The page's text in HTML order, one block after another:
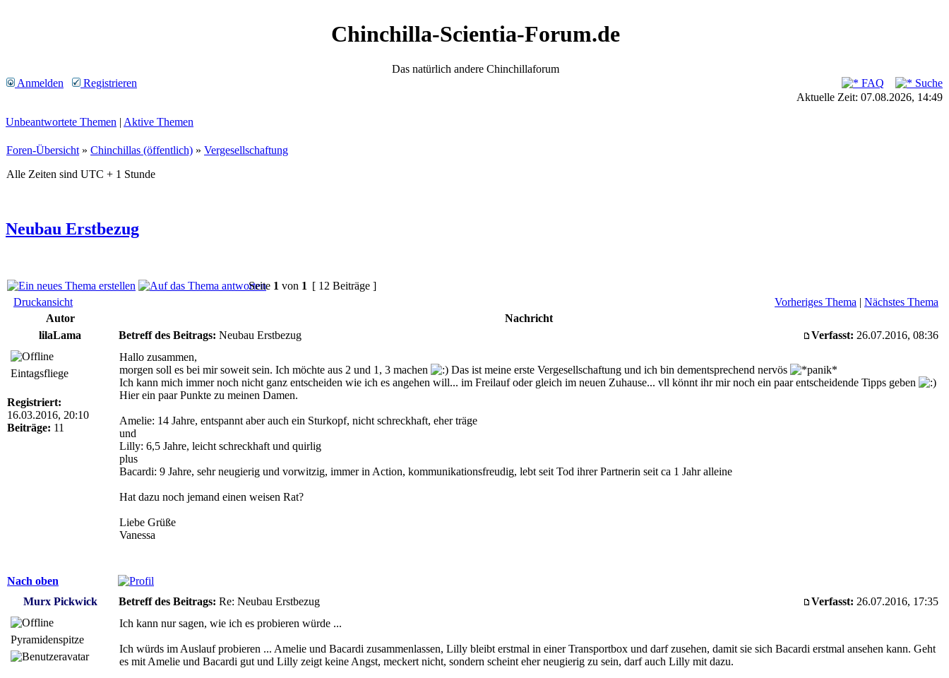
Chinchilla-Scientia-Forum.de
Das natürlich andere Chinchillaforum
Anmelden
Registrieren FAQ
Suche
Aktuelle Zeit: 07.08.2026, 14:49
Unbeantwortete Themen | Aktive Themen
Foren-Übersicht » Chinchillas (öffentlich) » Vergesellschaftung
Alle Zeiten sind UTC + 1 Stunde
Neubau Erstbezug
Seite 1 von 1 [ 12 Beiträge ]
Druckansicht
Vorheriges Thema | Nächstes Thema
Autor
Nachricht
lilaLama
Betreff des Beitrags: Neubau Erstbezug Verfasst: 26.07.2016, 08:36
Eintagsfliege
Registriert:
16.03.2016, 20:10
Beiträge: 11
Hallo zusammen,
morgen soll es bei mir soweit sein. Ich möchte aus 2 und 1, 3 machen
Das ist meine erste Vergesellschaftung und ich bin dementsprechend nervös
Ich kann mich immer noch nicht ganz entscheiden wie ich es angehen will... im Freilauf oder gleich im neuen Zuhause... vll könnt ihr mir noch ein paar entscheidende Tipps geben
Hier ein paar Punkte zu meinen Damen.
Amelie: 14 Jahre, entspannt aber auch ein Sturkopf, nicht schreckhaft, eher träge
und
Lilly: 6,5 Jahre, leicht schreckhaft und quirlig
plus
Bacardi: 9 Jahre, sehr neugierig und vorwitzig, immer in Action, kommunikationsfreudig, lebt seit Tod ihrer Partnerin seit ca 1 Jahr alleine
Hat dazu noch jemand einen weisen Rat?
Liebe Grüße
Vanessa
Nach oben
Murx Pickwick
Betreff des Beitrags: Re: Neubau Erstbezug Verfasst: 26.07.2016, 17:35
Pyramidenspitze
Ich kann nur sagen, wie ich es probieren würde ...
Ich würds im Auslauf probieren ... Amelie und Bacardi zusammenlassen, Lilly bleibt erstmal in einer Transportbox und darf zusehen, damit sie sich Bacardi erstmal ansehen kann. Geht
es mit Amelie und Bacardi gut und Lilly zeigt keine Angst, meckert nicht, sondern scheint eher neugierig zu sein, darf auch Lilly mit dazu.